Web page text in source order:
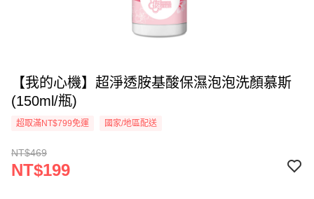
【我的心機】超淨透胺基酸保濕泡泡洗顏慕斯
(150ml/瓶)
超取滿NT$799免運 國家/地區配送
NT$469
NT$199